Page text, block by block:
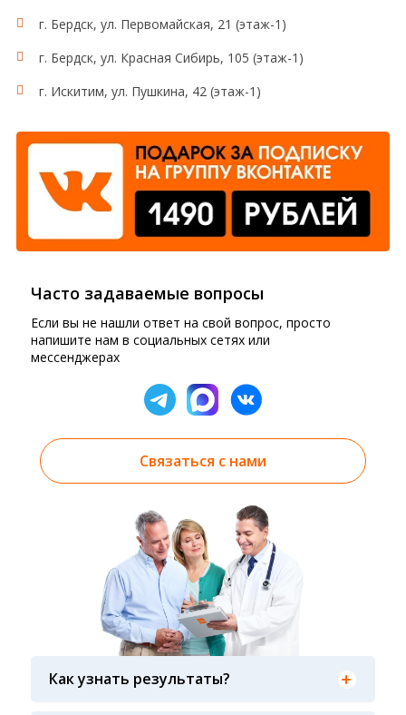
г. Бердск, ул. Первомайская, 21 (этаж-1)
г. Бердск, ул. Красная Сибирь, 105 (этаж-1)
г. Искитим, ул. Пушкина, 42 (этаж-1)
Часто задаваемые вопросы
Если вы не нашли ответ на свой вопрос, просто
напишите нам в социальных сетях или
мессенджерах
Связаться с нами
Как узнать результаты?
Результаты вы можете получить тремя
вами при оформлении заказа, на сайте в